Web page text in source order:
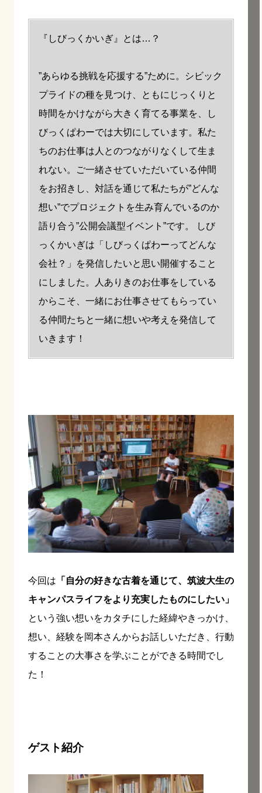
『しびっくかいぎ』とは…？
”あらゆる挑戦を応援する”ために。シビック
プライドの種を見つけ、ともにじっくりと
時間をかけながら大きく育てる事業を、し
びっくぱわーでは大切にしています。私た
ちのお仕事は人とのつながりなくして生ま
れない。ご一緒させていただいている仲間
をお招きし、対話を通じて私たちが”どんな
想い”でプロジェクトを生み育んでいるのか
語り合う”公開会議型イベント”です。 しび
っくかいぎは「しびっくぱわーってどんな
会社？」を発信したいと思い開催すること
にしました。人ありきのお仕事をしている
からこそ、一緒にお仕事させてもらってい
る仲間たちと一緒に想いや考えを発信して
いきます！
今回は 「自分の好きな古着を通じて、筑波大生の
キャンパスライフをより充実したものにしたい」
という強い想いをカタチにした経緯やきっかけ、
想い、経験を岡本さんからお話しいただき、行動
することの大事さを学ぶことができる時間でし
た！
ゲスト紹介